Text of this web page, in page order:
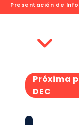
Presentación de
Próxima
DEC